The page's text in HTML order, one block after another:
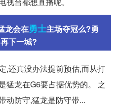
龙会在勇士主场夺冠么?勇
下一城?
,还真没办法提前预估,而从打
猛龙在G6要占据优势的。 之
动防守,猛龙是防守带...